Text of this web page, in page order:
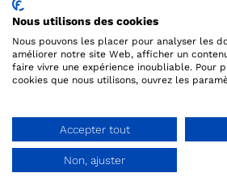
Demander une démo
Contrôle d’accès
Caisse
Vente en ligne
Planning
Nous utilisons des cookies
Nous pouvons les placer pour analyser les
améliorer notre site Web, afficher un
faire vivre une expérience inoubliable. Pour
cookies que nous utilisons, ouvrez les
Accepter tout
Non, ajuster